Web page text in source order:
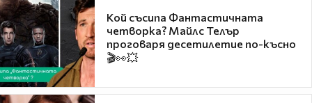
Кой съсипа Фантастичната
четворка? Майлс Телър
проговаря десетилетие по-късно
🎬👀💥